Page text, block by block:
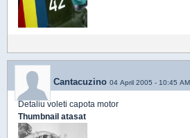
Cantacuzino 04 April 2005 - 10:45 AM
Detaliu voleti capota motor
Thumbnail atasat